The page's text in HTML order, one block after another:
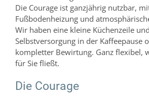
Die Courage ist ganzjährig nutzbar,
Fußbodenheizung und
Wir haben eine kleine Küchenzeile
Selbstversorgung in der Kaffeepause
kompletter Bewirtung. Ganz flexibel,
für Sie fließt.
Die Courage